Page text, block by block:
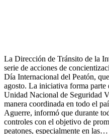
La Dirección de Tránsito de la
serie de acciones de
Día Internacional del Peatón,
agosto. La iniciativa forma parte
Unidad Nacional de Seguridad
manera coordinada en todo el
Aguerre, informó que durante
controles con el objetivo de
peatones, especialmente en las…